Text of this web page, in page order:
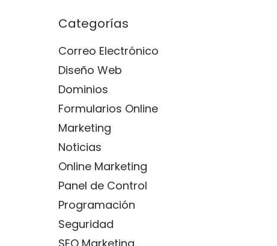
Categorías
Correo Electrónico
Diseño Web
Dominios
Formularios Online
Marketing
Noticias
Online Marketing
Panel de Control
Programación
Seguridad